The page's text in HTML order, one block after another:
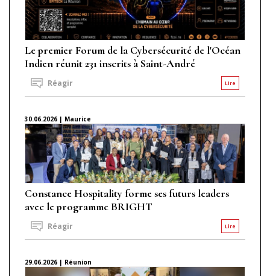
Le premier Forum de la Cybersécurité de l'Océan
Indien réunit 231 inscrits à Saint-André
Lire
Réagir
30.06.2026 | Maurice
Constance Hospitality forme ses futurs leaders
avec le programme BRIGHT
Lire
Réagir
29.06.2026 | Réunion